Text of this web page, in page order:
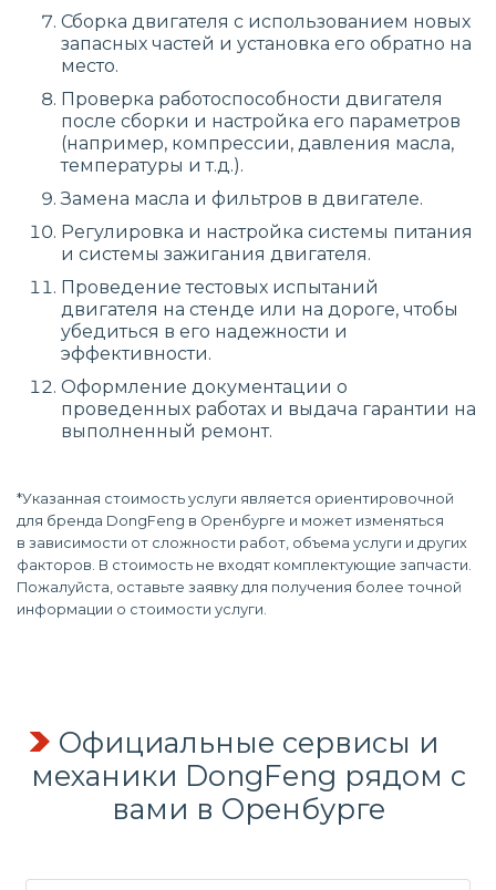
Сборка двигателя с использованием новых
запасных частей и установка его обратно на
место.
Проверка работоспособности двигателя
после сборки и настройка его параметров
(например, компрессии, давления масла,
температуры и т.д.).
Замена масла и фильтров в двигателе.
Регулировка и настройка системы питания
и системы зажигания двигателя.
Проведение тестовых испытаний
двигателя на стенде или на дороге, чтобы
убедиться в его надежности и
эффективности.
Оформление документации о
проведенных работах и выдача гарантии на
выполненный ремонт.
*Указанная стоимость услуги является ориентировочной
для бренда DongFeng в Оренбурге и может изменяться
в зависимости от сложности работ, объема услуги и других
факторов. В стоимость не входят комплектующие запчасти.
Пожалуйста, оставьте заявку для получения более точной
информации о стоимости услуги.
Официальные сервисы и
механики DongFeng рядом с
вами в Оренбурге